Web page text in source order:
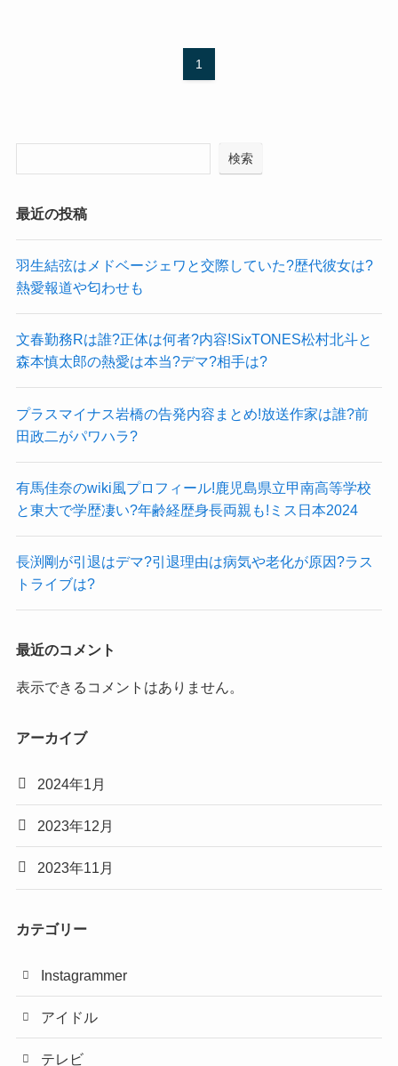
1
検索
最近の投稿
羽生結弦はメドベージェワと交際していた?歴代彼女は?
熱愛報道や匂わせも
文春勤務Rは誰?正体は何者?内容!SixTONES松村北斗と
森本慎太郎の熱愛は本当?デマ?相手は?
プラスマイナス岩橋の告発内容まとめ!放送作家は誰?前
田政二がパワハラ?
有馬佳奈のwiki風プロフィール!鹿児島県立甲南高等学校
と東大で学歴凄い?年齢経歴身長両親も!ミス日本2024
長渕剛が引退はデマ?引退理由は病気や老化が原因?ラス
トライブは?
最近のコメント
表示できるコメントはありません。
アーカイブ
2024年1月
2023年12月
2023年11月
カテゴリー
Instagrammer
アイドル
テレビ